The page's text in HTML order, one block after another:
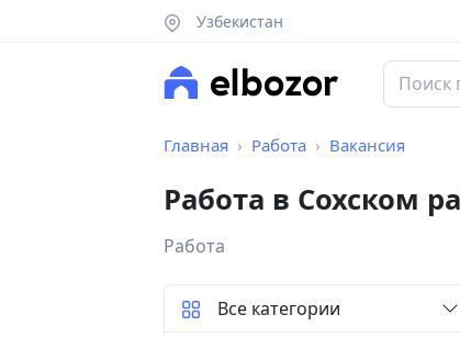
Узбекистан
Главная Работа Вакансия
Работа в Сохском
Работа
Все категории